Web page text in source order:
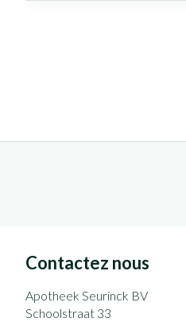
Contactez nous
Apotheek Seurinck BV
Schoolstraat 33